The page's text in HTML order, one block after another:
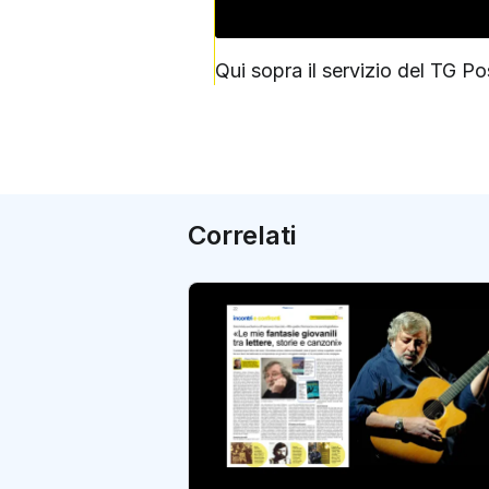
Qui sopra il servizio del TG
Correlati